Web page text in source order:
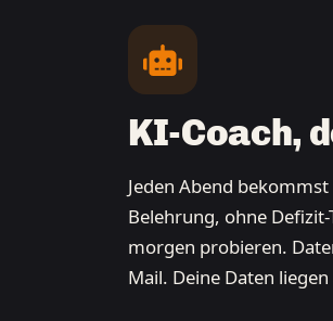
KI-Coach,
Jeden Abend
Belehrung, ohne
morgen probieren.
Mail. Deine Daten